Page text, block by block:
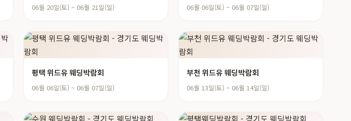
06월 20일(토) ~ 06월 21일(일) 06월 06일(토) ~ 06월 07일(일)
평택 위드유 웨딩박람회
06월 06일(토) ~ 06월 07일(일)
부천 위드유 웨딩박람회
06월 13일(토) ~ 06월 14일(일)